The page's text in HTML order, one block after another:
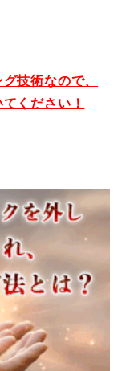
技術なので、
ください！